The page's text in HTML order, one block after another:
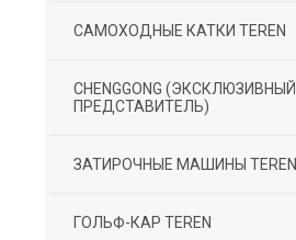
САМОХОДНЫЕ КАТКИ TEREN
СHENGGONG (ЭКСКЛЮЗИВНЫЙ
ПРЕДСТАВИТЕЛЬ)
ЗАТИРОЧНЫЕ МАШИНЫ TEREN
ГОЛЬФ-КАР TEREN